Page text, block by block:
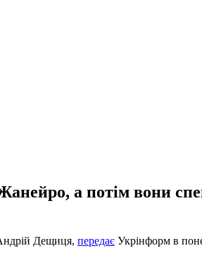
а потім вони
Дещиця, передає Укрінформ в